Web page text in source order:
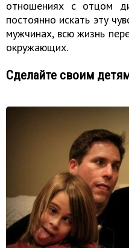
отношениях с отцом
постоянно искать эту
мужчинах, всю жизнь
окружающих.
Сделайте своим